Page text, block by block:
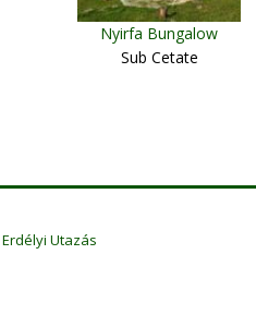
Nyirfa Bungalow
Sub Cetate
Erdélyi Utazás